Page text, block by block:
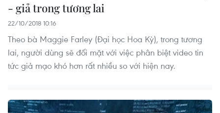
- giả trong tương lai
22/10/2018 10:16
Theo bà Maggie Farley (Đại học Hoa Kỳ), trong tương
lai, người dùng sẽ đối mặt với việc phân biệt video tin
tức giả mạo khó hơn rất nhiều so với hiện nay.